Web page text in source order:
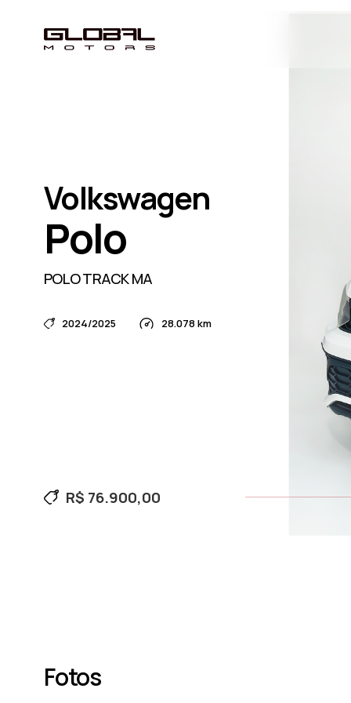
Volkswagen
Polo
POLO TRACK MA
2024/2025 28.078 km
R$ 76.900,00
Fotos